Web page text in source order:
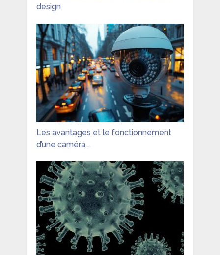
design
Les avantages et le fonctionnement
d’une caméra …